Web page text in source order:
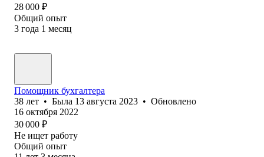
28 000 ₽
Общий опыт
3 года 1 месяц
Помощник бухгалтера
38 лет • Была 13 августа 2023 • Обновлено
16 октября 2022
30 000 ₽
Не ищет работу
Общий опыт